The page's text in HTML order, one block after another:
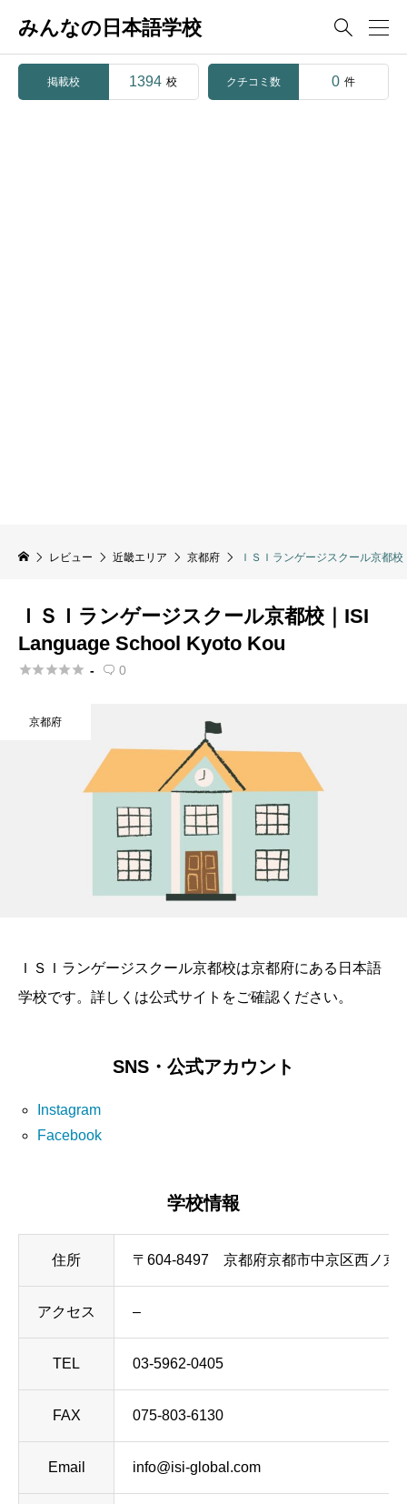
みんなの日本語学校 
掲載校 1394 校 クチコミ数 0 件
レビュー 近畿エリア 京都府 ＩＳＩランゲージスクール京都
ＩＳＩランゲージスクール京都校｜ISI
Language School Kyoto Kou
 -  0
京都府
ＩＳＩランゲージスクール京都校は京都府にある日本語
学校です。詳しくは公式サイトをご確認ください。
SNS・公式アカウント
Instagram
Facebook
学校情報
住所 〒604-8497 京都府京都市中京区西ノ京
アクセス –
TEL 03-5962-0405
FAX 075-803-6130
Email info@isi-global.com